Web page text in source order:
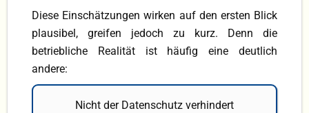
Diese Einschätzungen wirken auf den ersten Blick
plausibel, greifen jedoch zu kurz. Denn die
betriebliche Realität ist häufig eine deutlich
andere:
Nicht der Datenschutz verhindert